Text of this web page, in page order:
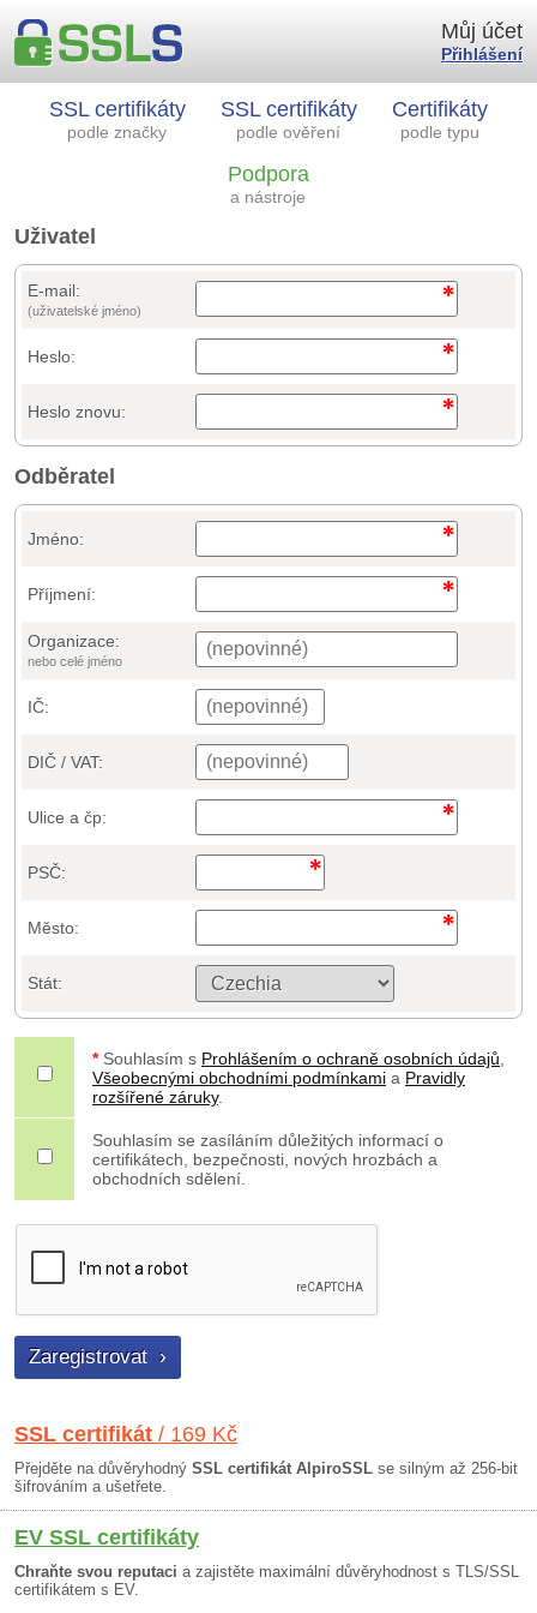
SSL certifikáty
podle značky
SSL certifikáty
podle ověření
Certifikáty
podle typu
Podpora
a nástroje
Můj účet
Přihlášení
Uživatel
E-mail:
(uživatelské jméno)
Heslo:
Heslo znovu:
Odběratel
Jméno:
Příjmení:
Organizace:
nebo celé jméno
IČ:
DIČ / VAT:
Ulice a čp:
PSČ:
Město:
Stát:
* Souhlasím s Prohlášením o ochraně osobních údajů
Všeobecnými obchodními podmínkami a Pravidly
rozšířené záruky.
Souhlasím se zasíláním důležitých informací o
certifikátech, bezpečnosti, nových hrozbách a
obchodních sdělení.
SSL certifikát / 169 Kč
Přejděte na důvěryhodný SSL certifikát AlpiroSSL se silným až 256-bit
šifrováním a ušetřete.
EV SSL certifikáty
Chraňte svou reputaci a zajistěte maximální důvěryhodnost s TLS/SSL
certifikátem s EV.